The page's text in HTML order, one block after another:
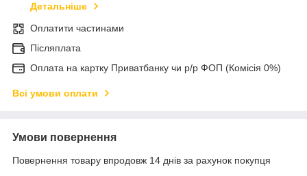
Детальніше
Оплатити частинами
Післяплата
Оплата на картку Приватбанку чи р/р ФОП (Комісія 0%)
Всі умови оплати
Умови повернення
Повернення товару впродовж 14 днів за рахунок покупця